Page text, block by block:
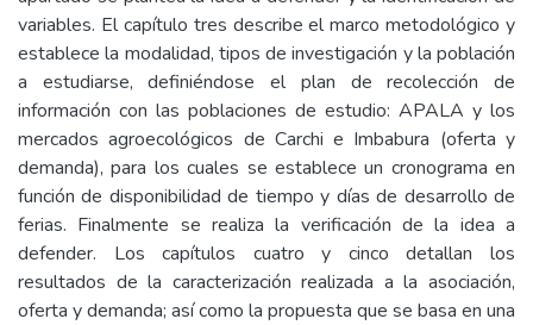
variables. El capítulo tres describe el marco metodológico y
establece la modalidad, tipos de investigación y la población
a estudiarse, definiéndose el plan de recolección de
información con las poblaciones de estudio: APALA y los
mercados agroecológicos de Carchi e Imbabura (oferta y
demanda), para los cuales se establece un cronograma en
función de disponibilidad de tiempo y días de desarrollo de
ferias. Finalmente se realiza la verificación de la idea a
defender. Los capítulos cuatro y cinco detallan los
resultados de la caracterización realizada a la asociación,
oferta y demanda; así como la propuesta que se basa en una